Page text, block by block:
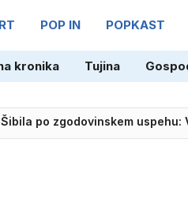
POP IN POPKAST
kronika Tujina
Konec počitnic v Nemčiji, na